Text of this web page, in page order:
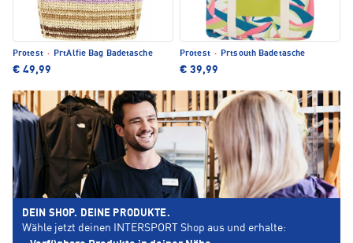
Protest · PrtAlfie Bag Badetasche
€ 49,99
Protest · Prtsouth Badetasche
€ 39,99
DEIN SHOP. DEINE PRODUKTE.
Wähle jetzt deinen INTERSPORT Shop aus und erhalte: